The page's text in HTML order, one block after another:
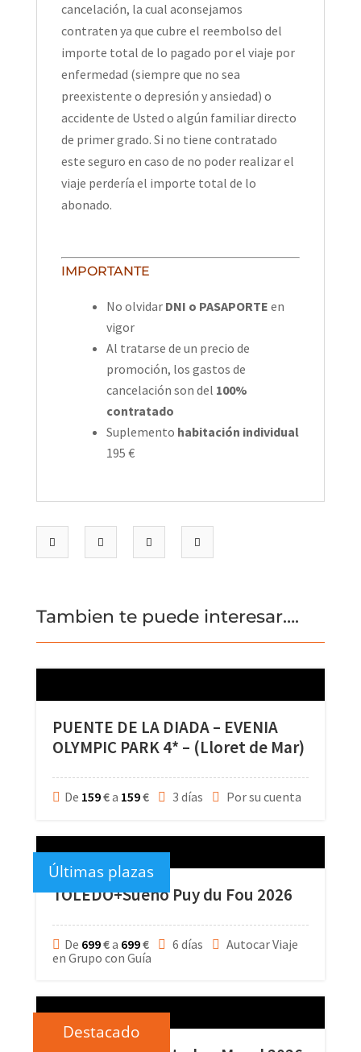
cancelación, la cual aconsejamos
contraten ya que cubre el reembolso del
importe total de lo pagado por el viaje por
enfermedad (siempre que no sea
preexistente o depresión y ansiedad) o
accidente de Usted o algún familiar directo
de primer grado. Si no tiene contratado
este seguro en caso de no poder realizar el
viaje perdería el importe total de lo
abonado.
IMPORTANTE
No olvidar DNI o PASAPORTE en
vigor
Al tratarse de un precio de
promoción, los gastos de
cancelación son del 100%
contratado
Suplemento habitación individual
195 €
Tambien te puede interesar….
PUENTE DE LA DIADA – EVENIA
OLYMPIC PARK 4* – (Lloret de Mar)
De 159€a 159€ 3 días Por su cuenta
Últimas plazas
TOLEDO+Sueño Puy du Fou 2026
De 699€a 699€ 6 días
Autocar Viaje
en Grupo con Guía
Destacado